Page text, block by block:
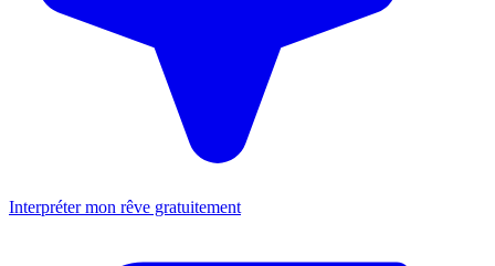
Interpréter mon rêve gratuitement